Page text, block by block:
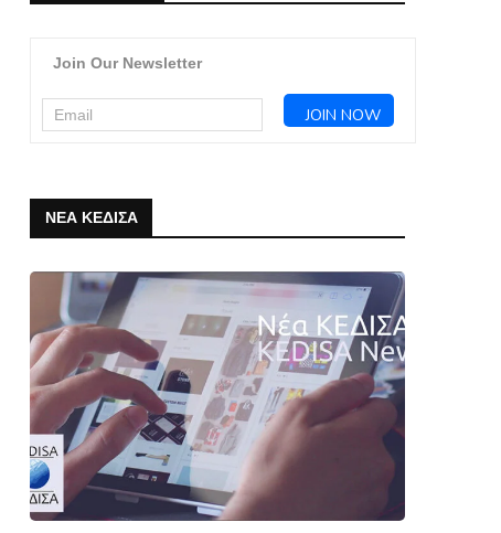
Join Our Newsletter
ΝΕΑ ΚΕΔΙΣΑ